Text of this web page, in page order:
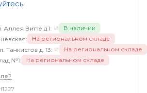
Аллея Витте д.1:
В наличии
На региональном складе
Танкистов д. 13:
На региональном складе
№1:
На региональном складе